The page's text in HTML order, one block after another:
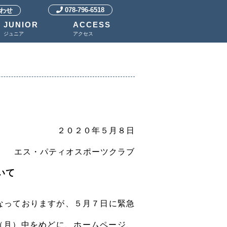
せ 078-796-6518
JUNIOR
ジュニア
ACCESS
アクセス
２０２０年５月８日
エス・パティオスポーツクラブ
て
ておりますが、５月７日に緊急
）中をめどに、ホームページ、